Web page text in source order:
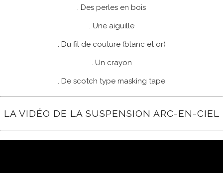
. Des perles en bois
. Une aiguille
. Du fil de couture (blanc et or)
. Un crayon
. De scotch type masking tape
LA VIDÉO DE LA SUSPENSION ARC-EN-CIEL